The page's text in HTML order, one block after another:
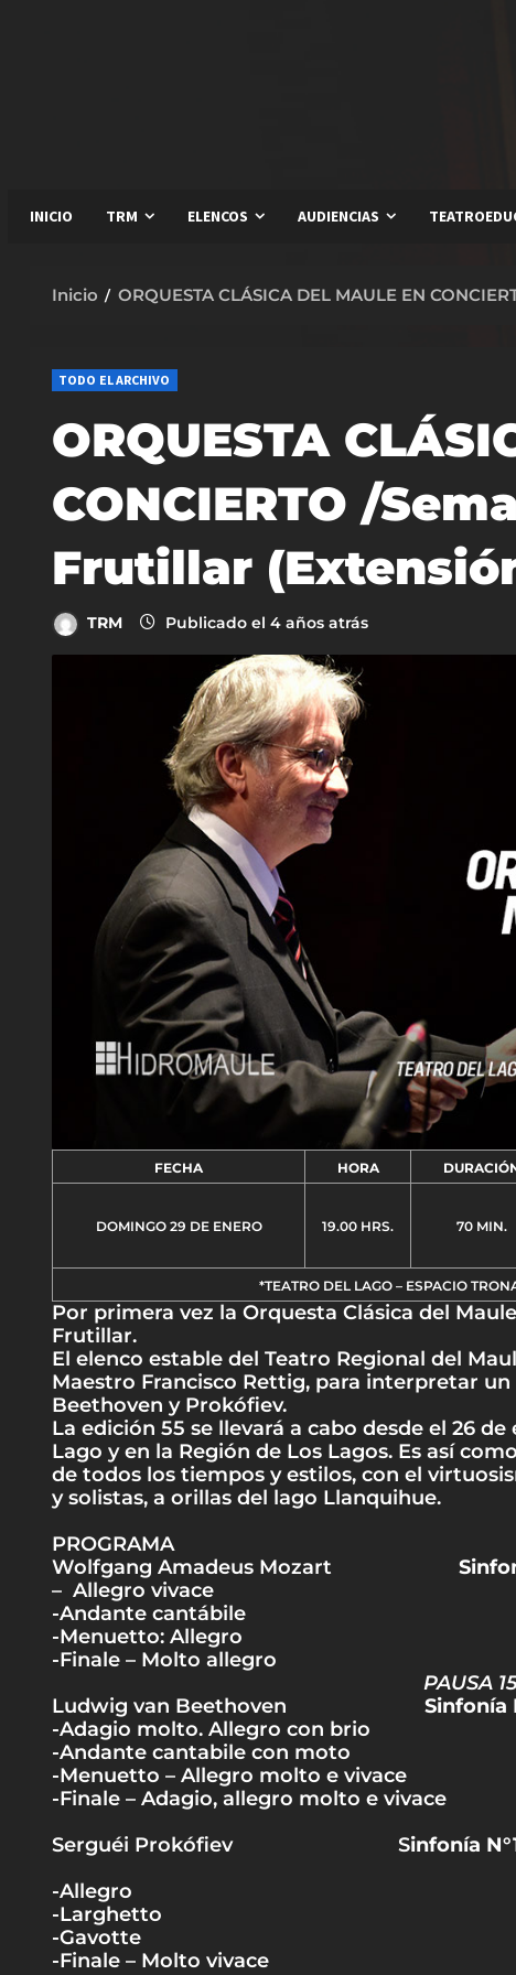
INICIO TRM ELENCOS AUDIENCIAS
Inicio ORQUESTA CLÁSICA DEL MAULE EN
TODO EL ARCHIVO
ORQUESTA
CONCIERTO /
Frutillar
TRM Publicado el 4 años atrás
FECHA HORA
DOMINGO 29 DE ENERO 19.00 HRS. 70 MIN.
*TEATRO DEL LAGO – ESPACIO
Por primera vez la Orquesta Clásica del
Frutillar.
El elenco estable del Teatro Regional del
Maestro Francisco Rettig, para interpretar
Beethoven y Prokófiev.
La edición 55 se llevará a cabo desde el 26
Lago y en la Región de Los Lagos. Es así
de todos los tiempos y estilos, con el
y solistas, a orillas del lago Llanquihue.
PROGRAMA
Wolfgang Amadeus Mozart
– Allegro vivace
-Andante cantábile
-Menuetto: Allegro
-Finale – Molto allegro
PAUSA
Ludwig van Beethoven Sinfonía
-Adagio molto. Allegro con brio
-Andante cantabile con moto
-Menuetto – Allegro molto e vivace
-Finale – Adagio, allegro molto e vivace
Serguéi Prokófiev Sinfonía
-Allegro
-Larghetto
-Gavotte
-Finale – Molto vivace